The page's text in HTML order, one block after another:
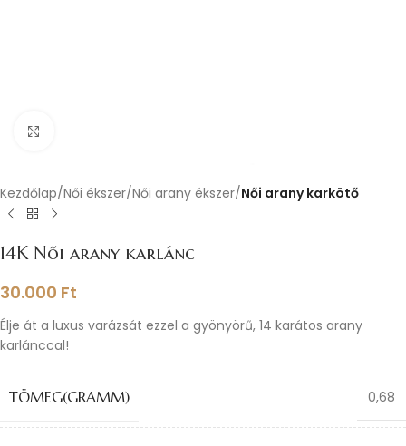
Kezdőlap Női ékszer Női arany ékszer Női arany karkötő
14K Női arany karlánc
30.000 Ft
Élje át a luxus varázsát ezzel a gyönyörű, 14 karátos arany
karlánccal!
TÖMEG(GRAMM) 0,68